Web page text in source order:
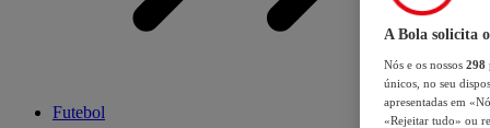
Futebol
A Bola solicita
Nós e os nossos 298
únicos, no seu
apresentadas em
«Rejeitar tudo» ou